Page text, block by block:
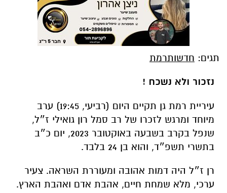
תגים: חדשותרמת
נזכור ולא נשכח !
עיריית רמת גן תקיים היום (רביעי, 19:45) ערב
מיוחד ומרגש לזכרו של רב סמל רון גואילי ז״ל,
שנפל בקרב בשבעה באוקטובר 2023, יום כ״ב
בתשרי תשפ״ד, והוא בן 24 בלבד.
רן ז״ל היה דמות אהובה ומעוררת השראה. צעיר
ערכי, מלא שמחת חיים, אהבת אדם ואהבת הארץ.